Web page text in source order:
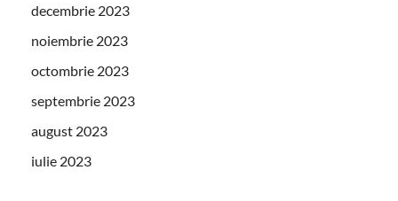
decembrie 2023
noiembrie 2023
octombrie 2023
septembrie 2023
august 2023
iulie 2023